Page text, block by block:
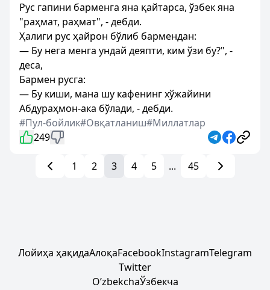
Рус гапини барменга яна қайтарса, ўзбек яна
"раҳмат, раҳмат", - дебди.
Ҳалиги рус ҳайрон бўлиб бармендан:
— Бу нега менга ундай деяпти, ким ўзи бу?", -
деса,
Бармен русга:
— Бу киши, мана шу кафенинг хўжайини
Абдураҳмон-ака бўлади, - дебди.
#Пул-бойлик#Овқатланиш#Миллатлар
249
1 2 3 4 5 ... 45
Лойиҳа ҳақидаАлоқаFacebookInstagramTelegram
Twitter
OʼzbekchaЎзбекча